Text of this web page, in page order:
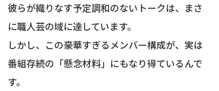
彼らが織りなす予定調和のないトークは、まさ
に職人芸の域に達しています。
しかし、この豪華すぎるメンバー構成が、実は
番組存続の「懸念材料」にもなり得ているんで
す。